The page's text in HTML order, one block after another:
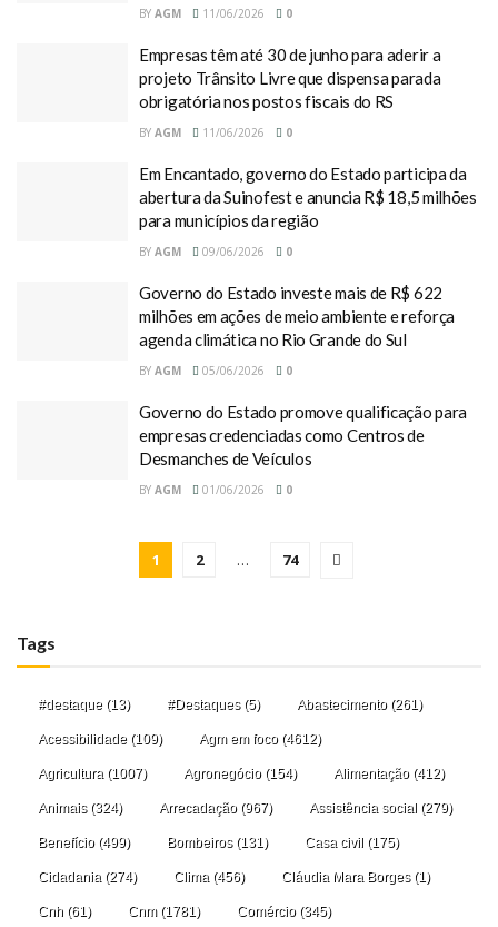
BY AGM 11/06/2026 0
Empresas têm até 30 de junho para aderir a
projeto Trânsito Livre que dispensa parada
obrigatória nos postos fiscais do RS
BY AGM 11/06/2026 0
Em Encantado, governo do Estado participa da
abertura da Suinofest e anuncia R$ 18,5 milhões
para municípios da região
BY AGM 09/06/2026 0
Governo do Estado investe mais de R$ 622
milhões em ações de meio ambiente e reforça
agenda climática no Rio Grande do Sul
BY AGM 05/06/2026 0
Governo do Estado promove qualificação para
empresas credenciadas como Centros de
Desmanches de Veículos
BY AGM 01/06/2026 0
1 2 … 74
Tags
#destaque (13) #Destaques(5) Abastecimento(261)
Acessibilidade (109) Agm em foco(4612)
Agricultura (1007) Agronegócio(154) Alimentação(412)
Animais(324) Arrecadação(967) Assistência social (279)
Benefício(499) Bombeiros(131) Casa civil (175)
Cidadania (274) Clima (456) Cláudia Mara Borges(1)
Cnh (61) Cnm(1781) Comércio(345)